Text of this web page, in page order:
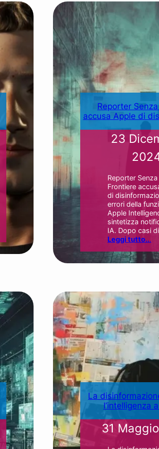
Reporter
accusa Apple di
23
Reporter Senza
Frontiere
di
errori della
Apple
sintetizza
IA. Dopo casi
Leggi tutto...
La
l’intelligenza
31